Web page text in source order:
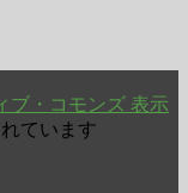
ブ・コモンズ 表示
ています